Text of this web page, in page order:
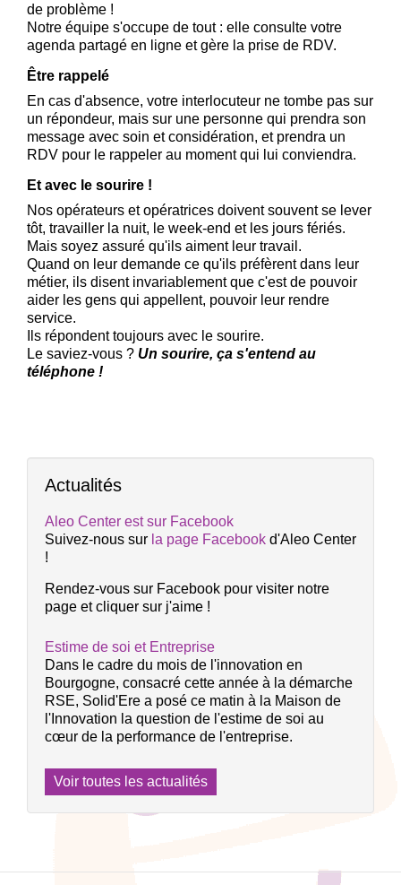
de problème !
Notre équipe s'occupe de tout : elle consulte votre
agenda partagé en ligne et gère la prise de RDV.
Être rappelé
En cas d'absence, votre interlocuteur ne tombe pas sur
un répondeur, mais sur une personne qui prendra son
message avec soin et considération, et prendra un
RDV pour le rappeler au moment qui lui conviendra.
Et avec le sourire !
Nos opérateurs et opératrices doivent souvent se lever
tôt, travailler la nuit, le week-end et les jours fériés.
Mais soyez assuré qu'ils aiment leur travail.
Quand on leur demande ce qu'ils préfèrent dans leur
métier, ils disent invariablement que c'est de pouvoir
aider les gens qui appellent, pouvoir leur rendre
service.
Ils répondent toujours avec le sourire.
Le saviez-vous ? Un sourire, ça s'entend au
téléphone !
Actualités
Aleo Center est sur Facebook
Suivez-nous sur la page Facebook d'Aleo Center
!
Rendez-vous sur Facebook pour visiter notre
page et cliquer sur j'aime !
Estime de soi et Entreprise
Dans le cadre du mois de l'innovation en
Bourgogne, consacré cette année à la démarche
RSE, Solid'Ere a posé ce matin à la Maison de
l'Innovation la question de l'estime de soi au
cœur de la performance de l'entreprise.
Voir toutes les actualités